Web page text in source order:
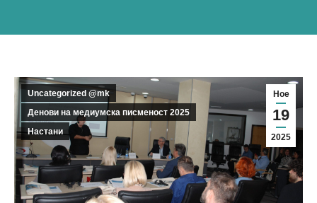
Ное
19
2025
Uncategorized @mk
Денови на медиумска писменост 2025
Настани